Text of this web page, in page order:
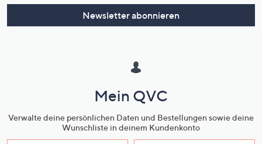
Newsletter abonnieren
Mein QVC
Verwalte deine persönlichen Daten und Bestellungen sowie deine
Wunschliste in deinem Kundenkonto